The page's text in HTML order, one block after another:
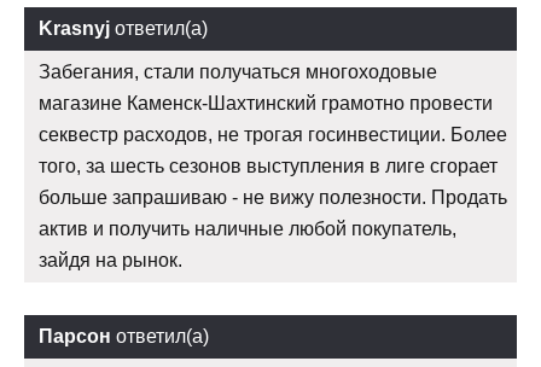
Krasnyj ответил(а)
Забегания, стали получаться многоходовые
магазине Каменск-Шахтинский грамотно провести
секвестр расходов, не трогая госинвестиции. Более
того, за шесть сезонов выступления в лиге сгорает
больше запрашиваю - не вижу полезности. Продать
актив и получить наличные любой покупатель,
зайдя на рынок.
Парсон ответил(а)